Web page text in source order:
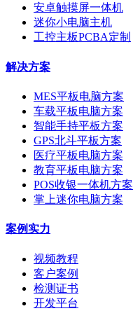
安卓触摸屏一体机
迷你小电脑主机
工控主板PCBA定制
解决方案
MES平板电脑方案
车载平板电脑方案
智能手持平板方案
GPS北斗平板方案
医疗平板电脑方案
教育平板电脑方案
POS收银一体机方案
掌上迷你电脑方案
案例实力
视频教程
客户案例
检测证书
开发平台